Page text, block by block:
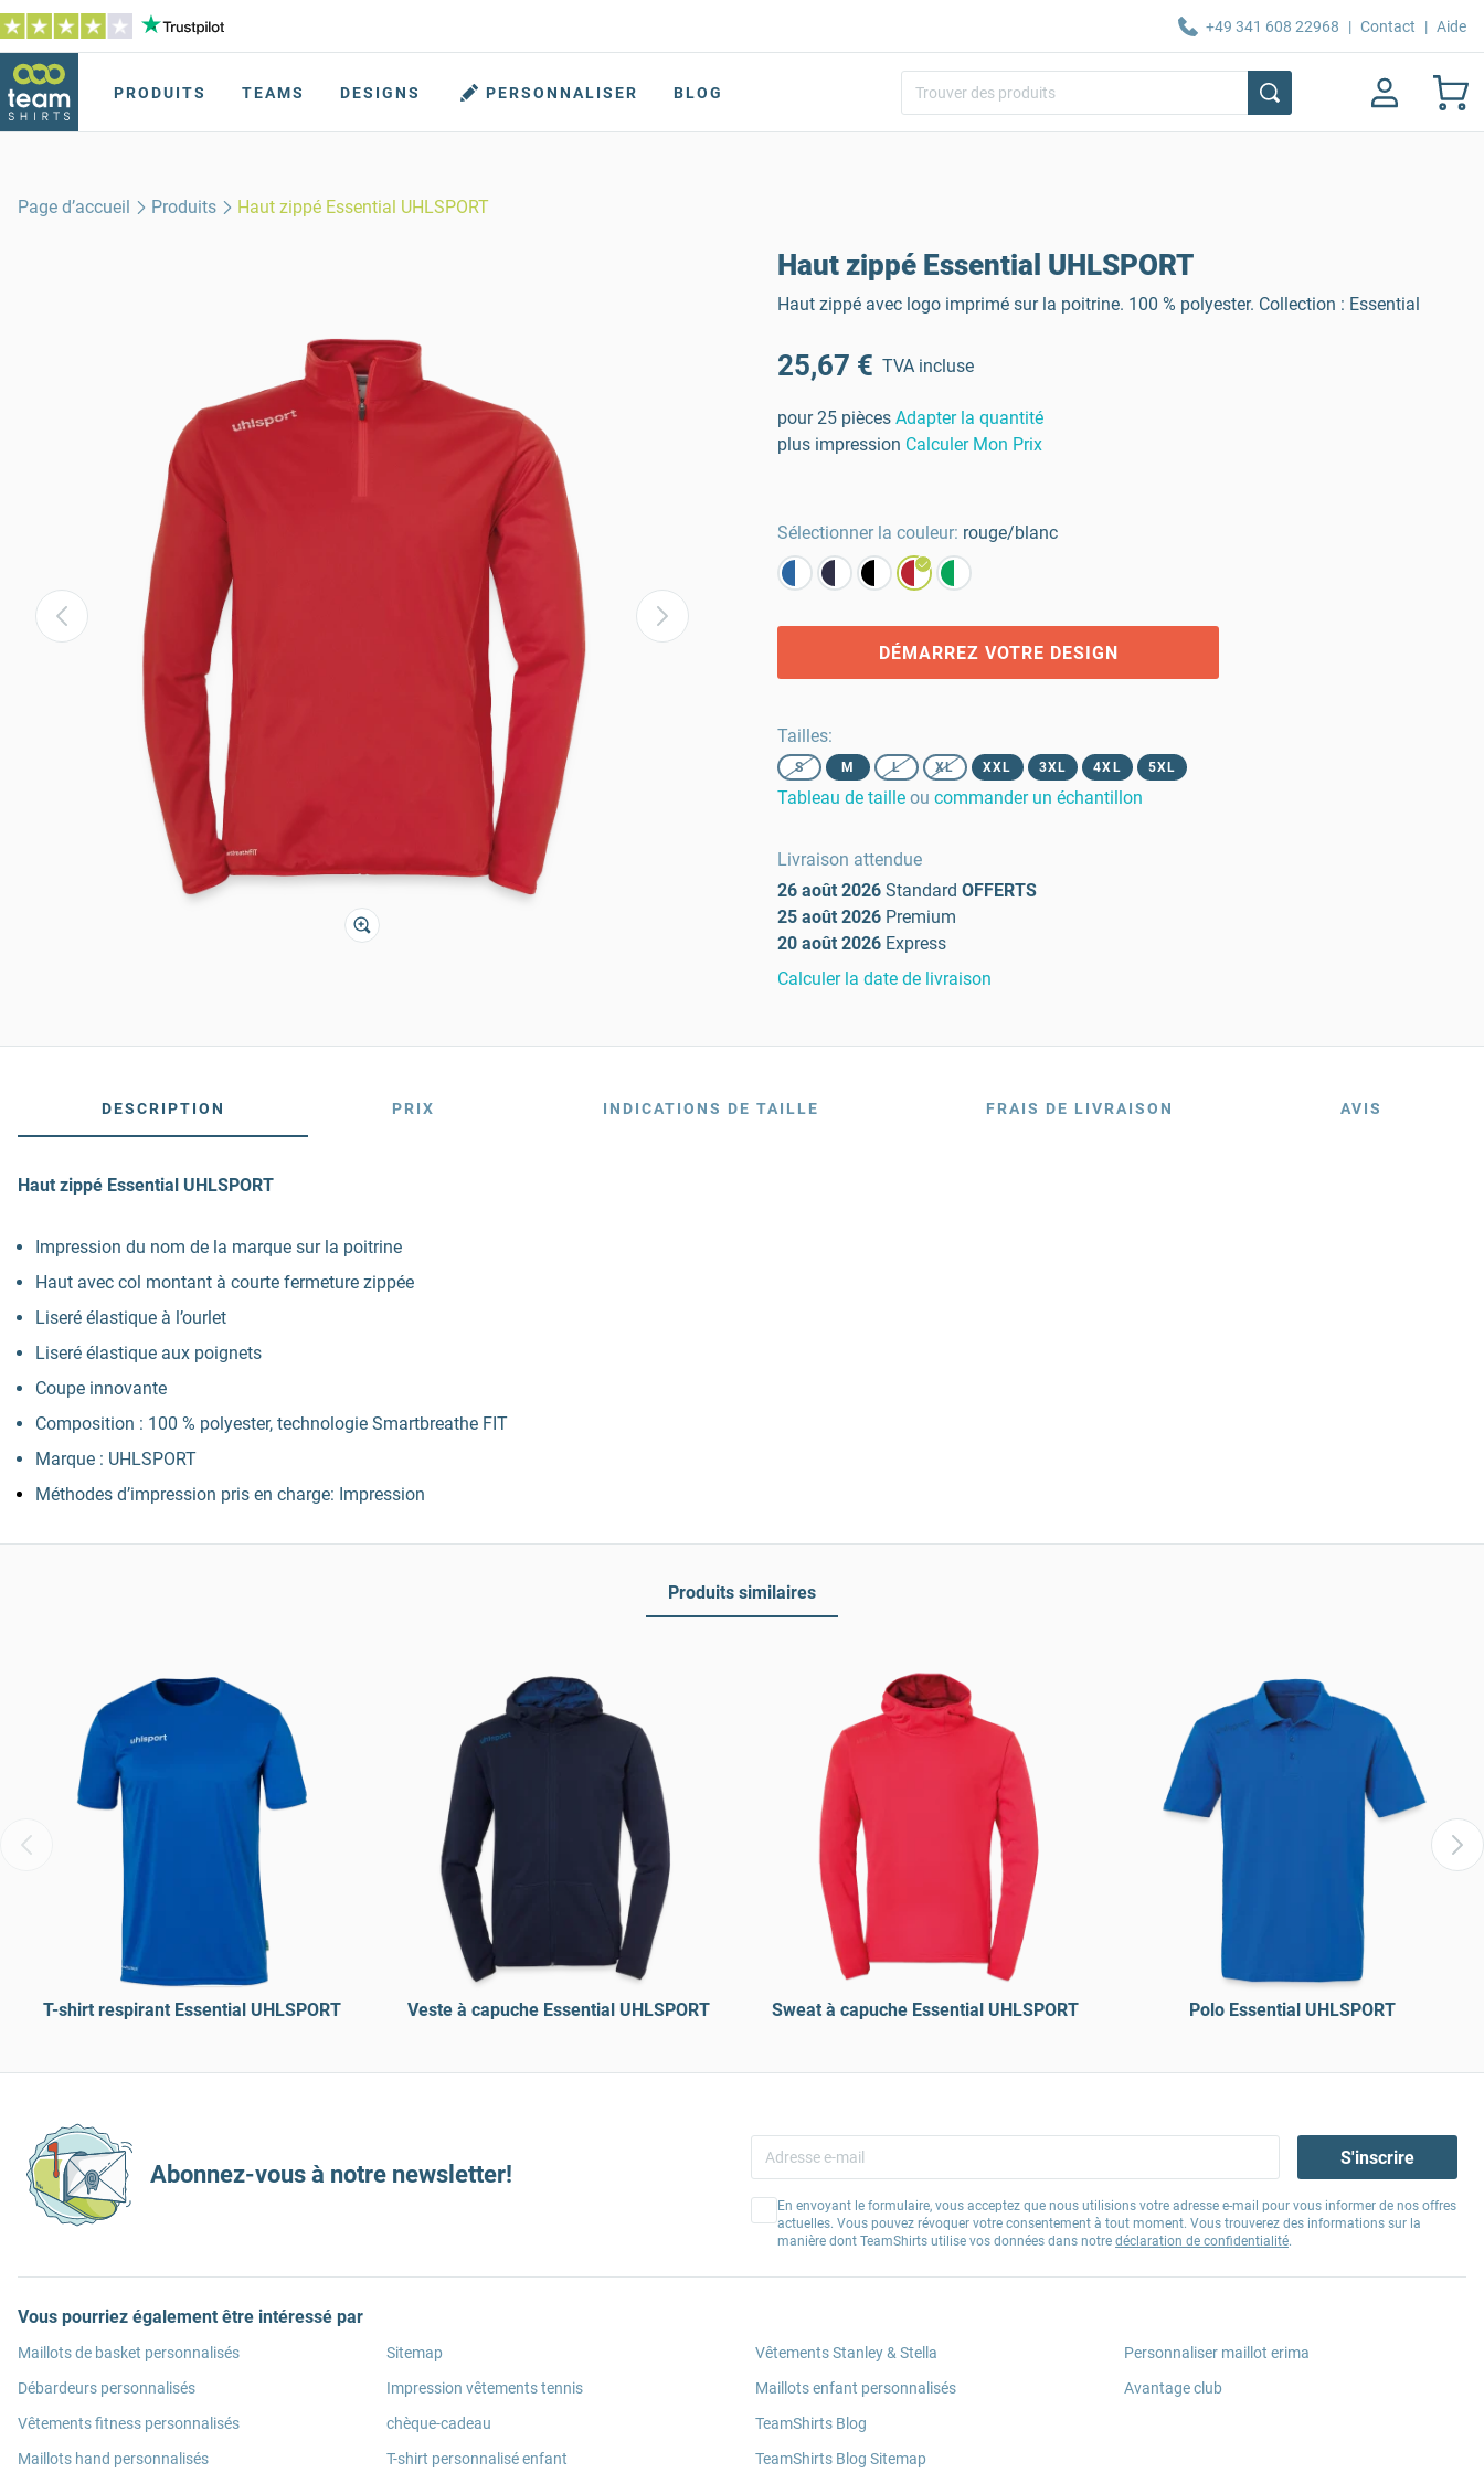
+49 341 608 22968 | Contact | Aide
PRODUITS TEAMS DESIGNS PERSONNALISER BLOG
Page d’accueil Produits Haut zippé Essential UHLSPORT
Haut zippé Essential UHLSPORT
Haut zippé avec logo imprimé sur la poitrine. 100 % polyester. Collection : Essential
25,67 € TVA incluse
pour 25 pièces Adapter la quantité
plus impression Calculer Mon Prix
Sélectionner la couleur: rouge/blanc
DÉMARREZ VOTRE DESIGN
Tailles:
S M L XL XXL 3XL 4XL 5XL
Tableau de taille ou commander un échantillon
Livraison attendue
26 août 2026 Standard OFFERTS
25 août 2026 Premium
20 août 2026 Express
Calculer la date de livraison
DESCRIPTION PRIX INDICATIONS DE TAILLE FRAIS DE LIVRAISON AVIS
Haut zippé Essential UHLSPORT
Impression du nom de la marque sur la poitrine
Haut avec col montant à courte fermeture zippée
Liseré élastique à l’ourlet
Liseré élastique aux poignets
Coupe innovante
Composition : 100 % polyester, technologie Smartbreathe FIT
Marque : UHLSPORT
Méthodes d’impression pris en charge: Impression
Produits similaires
T-shirt respirant Essential UHLSPORT Veste à capuche Essential UHLSPORT Sweat à capuche Essential UHLSPORT Polo Essential UHLSPORT
Abonnez-vous à notre newsletter!
S'inscrire
En envoyant le formulaire, vous acceptez que nous utilisions votre adresse e-mail pour vous informer de nos offres
actuelles. Vous pouvez révoquer votre consentement à tout moment. Vous trouverez des informations sur la
manière dont TeamShirts utilise vos données dans notre déclaration de confidentialité.
Vous pourriez également être intéressé par
Maillots de basket personnalisés
Débardeurs personnalisés
Vêtements fitness personnalisés
Maillots hand personnalisés
Sitemap
Impression vêtements tennis
chèque-cadeau
T-shirt personnalisé enfant
Vêtements Stanley & Stella
Maillots enfant personnalisés
TeamShirts Blog
TeamShirts Blog Sitemap
Personnaliser maillot erima
Avantage club